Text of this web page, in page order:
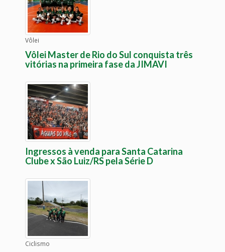
Vôlei
Vôlei Master de Rio do Sul conquista três
vitórias na primeira fase da JIMAVI
Ingressos à venda para Santa Catarina
Clube x São Luiz/RS pela Série D
Ciclismo